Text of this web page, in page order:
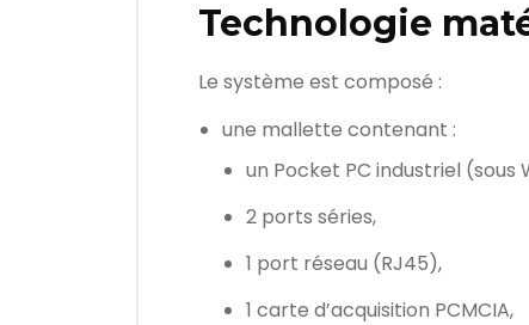
Technologie
Le système est composé :
une mallette contenant :
un Pocket PC industriel (sous
2 ports séries,
1 port réseau (RJ45),
1 carte d’acquisition PCMCIA,